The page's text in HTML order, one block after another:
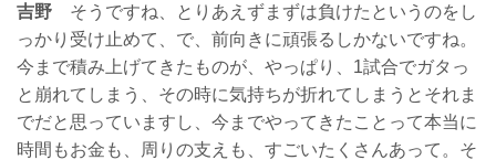
吉野 そうですね、とりあえずまずは負けたというのをし
っかり受け止めて、で、前向きに頑張るしかないですね。
今まで積み上げてきたものが、やっぱり、1試合でガタっ
と崩れてしまう、その時に気持ちが折れてしまうとそれま
でだと思っていますし、今までやってきたことって本当に
時間もお金も、周りの支えも、すごいたくさんあって。そ